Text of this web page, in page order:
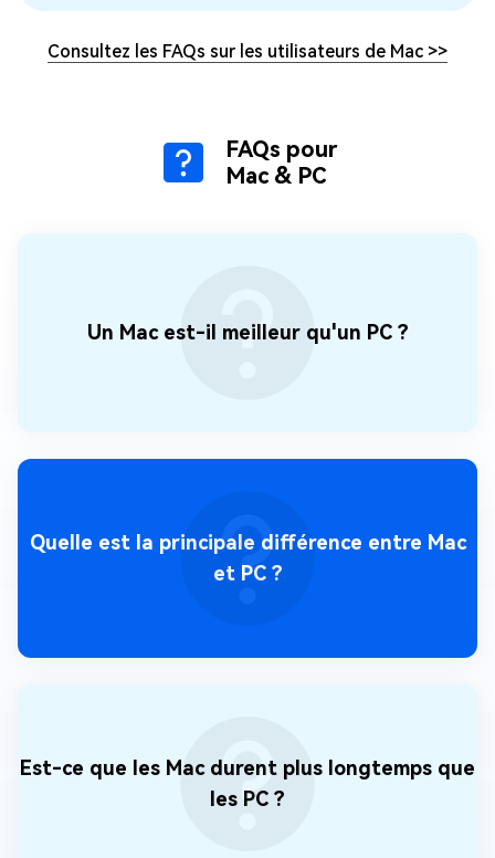
Consultez les FAQs sur les utilisateurs de Mac >>
FAQs pour
Mac & PC
Un Mac est-il meilleur qu'un PC ?
Quelle est la principale différence entre Mac
et PC ?
Est-ce que les Mac durent plus longtemps que
les PC ?